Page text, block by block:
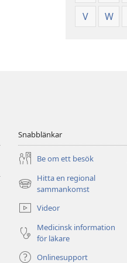
V
W
Snabblänkar
Be om ett besök
Hitta en regional
sammankomst
(öppnar
fönster)Videor
Medicinsk information
för läkare
Onlinesupport